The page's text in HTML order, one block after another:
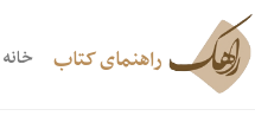
راهنمای کتاب خانه